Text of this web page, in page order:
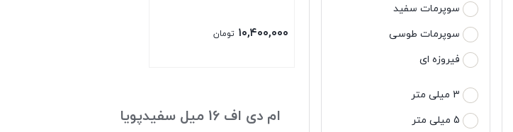
سوپرمات سفید
سوپرمات طوسی
فیروزه ای
3 میلی متر
5 میلی متر
۱۰,۴۰۰,۰۰۰ تومان
ام دی اف 16 میل سفیدپویا